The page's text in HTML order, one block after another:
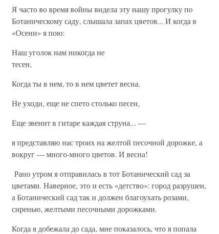
Я часто во время войны видела эту нашу прогулку по
Ботаническому саду, слышала запах цветов... И когда в
«Осени» я пою:
Наш уголок нам никогда не
Когда ты в нем, то в нем цветет весна.
Не уходи, еще не спето столько песен,
Еще звенит в гитаре каждая струна... —
я представляю нас троих на желтой песочной дорожке, а
вокруг — много-много цве­тов. И весна!
Рано утром я отправилась в тот Ботанический сад за
цветами. Наверное, это и есть «детство»: город разрушен,
а Ботанический сад так и должен благоухать розами,
сиренью, желтыми песочными дорожками.
Когда я добежала до сада, мне показалось, что я попала